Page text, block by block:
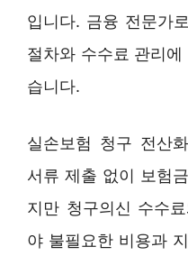
입니다. 금융 전문가
절차와 수수료 관리
습니다.
실손보험 청구 전산
서류 제출 없이 보험
지만 청구의신 수수
야 불필요한 비용과